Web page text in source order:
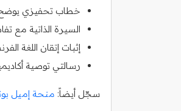
خطاب تحفيزي يوضح
السيرة الذاتية مع
إثبات إتقان اللغة
رسالتي توصية
سجّل أيضاً: منحة إميل